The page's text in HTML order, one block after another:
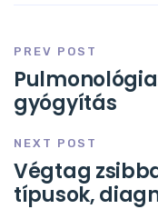
PREV POST
gyógyítás
NEXT POST
Végtag
típusok,